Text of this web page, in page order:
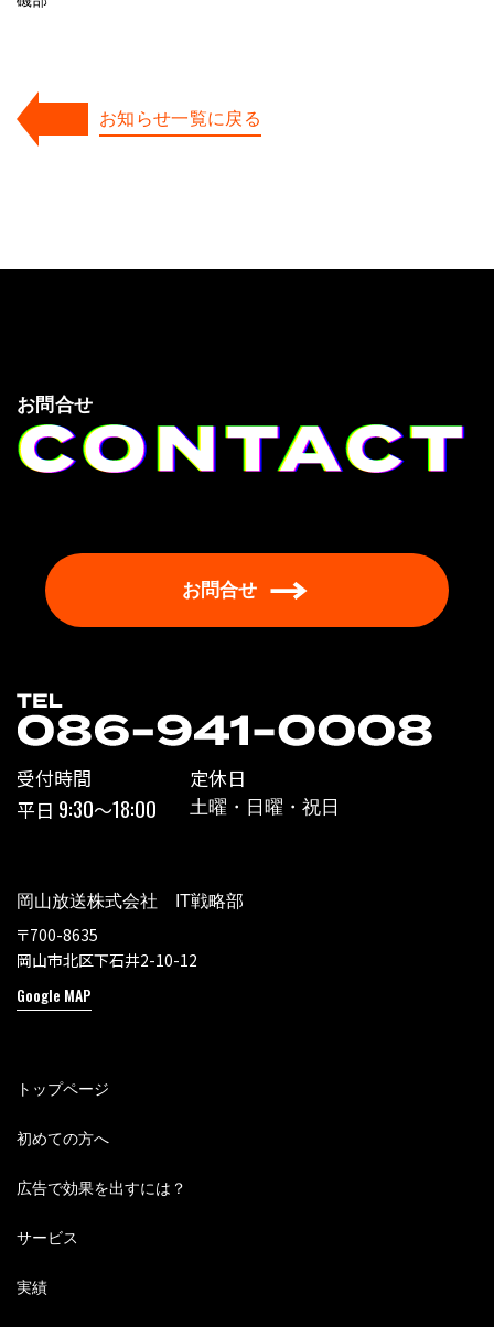
お知らせ一覧に戻る
お問合せ
お問合せ
受付時間
平日 9:30〜18:00
定休日
土曜・日曜・祝日
岡山放送株式会社 IT戦略部
〒700-8635
岡山市北区下石井2-10-12
Google MAP
トップページ
初めての方へ
広告で効果を出すには？
サービス
実績